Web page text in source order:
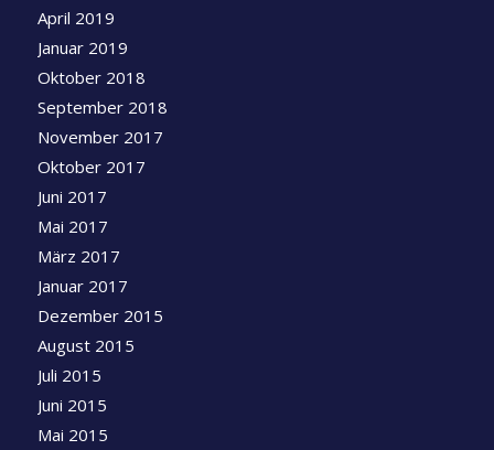
April 2019
Januar 2019
Oktober 2018
September 2018
November 2017
Oktober 2017
Juni 2017
Mai 2017
März 2017
Januar 2017
Dezember 2015
August 2015
Juli 2015
Juni 2015
Mai 2015